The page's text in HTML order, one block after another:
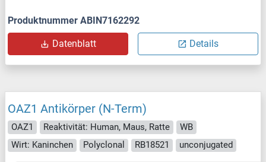
Produktnummer ABIN7162292
Datenblatt Details
OAZ1 Antikörper (N-Term)
OAZ1 Reaktivität: Human, Maus, Ratte
WB
Wirt: Kaninchen
Polyclonal RB18521 unconjugated